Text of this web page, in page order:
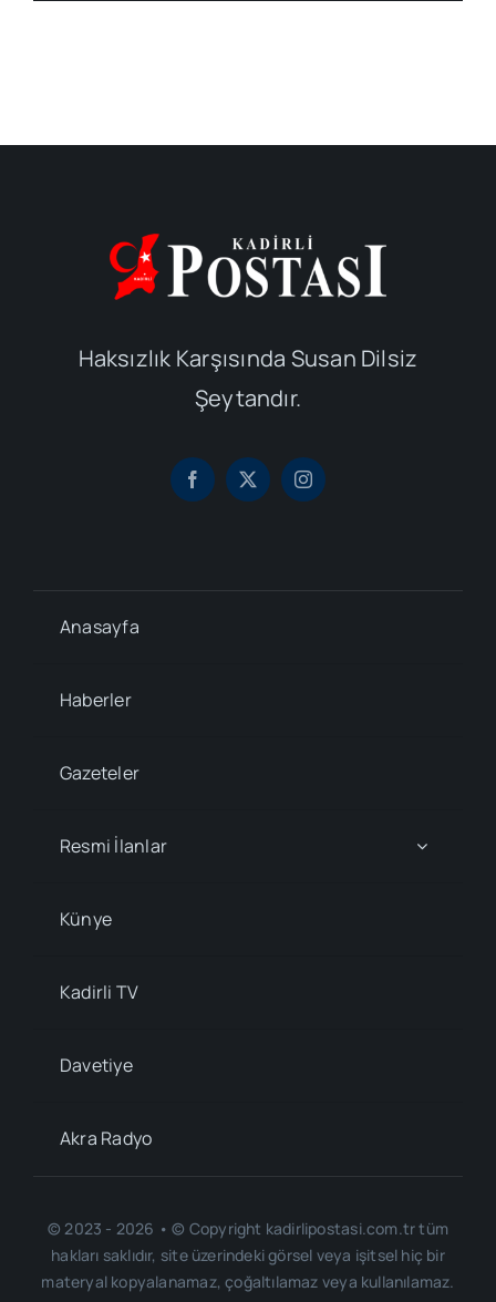
Haksızlık Karşısında Susan Dilsiz
Şeytandır.
Anasayfa
Haberler
Gazeteler
Resmi İlanlar
Künye
Kadirli TV
Davetiye
Akra Radyo
© 2023 - 2026 • © Copyright kadirlipostasi.com.tr tüm
hakları saklıdır, site üzerindeki görsel veya işitsel hiç bir
materyal kopyalanamaz, çoğaltılamaz veya kullanılamaz.